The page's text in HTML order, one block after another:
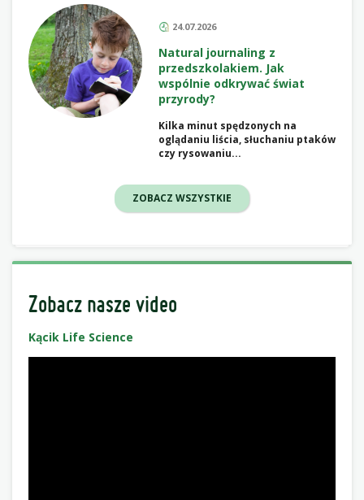
24.07.2026
Natural journaling z
przedszkolakiem. Jak
wspólnie odkrywać świat
przyrody?
Kilka minut spędzonych na
oglądaniu liścia, słuchaniu ptaków
czy rysowaniu...
ZOBACZ WSZYSTKIE
Zobacz nasze video
Kącik Life Science